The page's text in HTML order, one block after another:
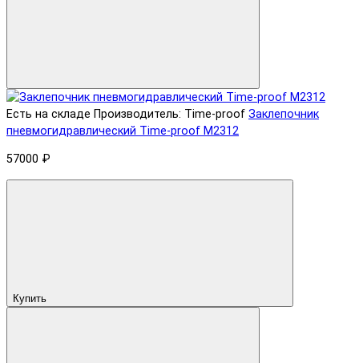
Есть на складе Производитель: Time-proof Заклепочник
пневмогидравлический Time-proof M2312
57000 ₽
Купить